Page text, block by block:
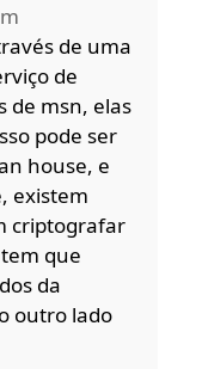
de uma
de
de msn, elas
pode ser
house, e
existem
criptografar
que
da
outro lado